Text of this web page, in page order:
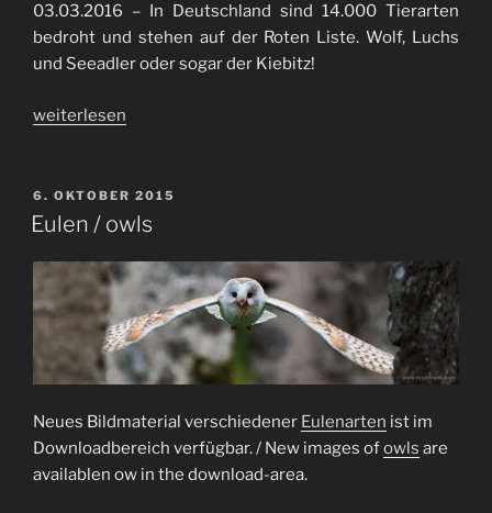
03.03.2016 – In Deutschland sind 14.000 Tierarten
bedroht und stehen auf der Roten Liste. Wolf, Luchs
und Seeadler oder sogar der Kiebitz!
„Tag
/
UN
Day“
weiterlesen
VERÖFFENTLICHT
AM
6. OKTOBER 2015
Eulen / owls
Neues Bildmaterial verschiedener Eulenarten ist im
Downloadbereich verfügbar. / New images ofowls are
availablen ow in the download-area.